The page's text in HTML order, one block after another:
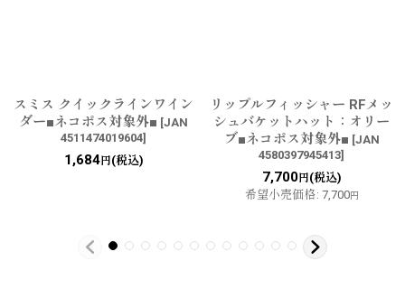
スミス クイックラインワイン
ダー■ネコポス対象外■ [JAN
4511474019604]
1,684円(税込)
リップルフィッシャー RFメッ
シュバケットハット：オリー
ブ■ネコポス対象外■ [JAN
4580397945413]
7,700円(税込)
希望小売価格: 7,700円